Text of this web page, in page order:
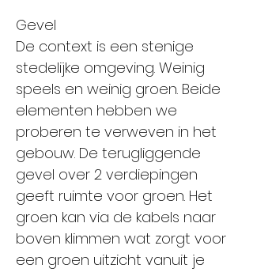
Gevel
De context is een stenige
stedelijke omgeving. Weinig
speels en weinig groen. Beide
elementen hebben we
proberen te verweven in het
gebouw. De terugliggende
gevel over 2 verdiepingen
geeft ruimte voor groen. Het
groen kan via de kabels naar
boven klimmen wat zorgt voor
een groen uitzicht vanuit je